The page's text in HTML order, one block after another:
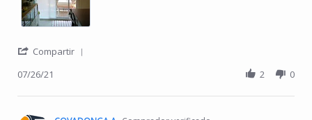
Compartir
07/26/21 2 0